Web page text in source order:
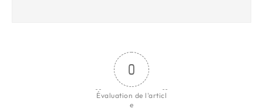
0
Évaluation de l'articl
e